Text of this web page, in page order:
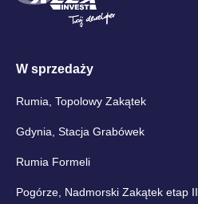
W sprzedaży
Rumia, Topolowy Zakątek
Gdynia, Stacja Grabówek
Rumia Formeli
Pogórze, Nadmorski Zakątek etap II